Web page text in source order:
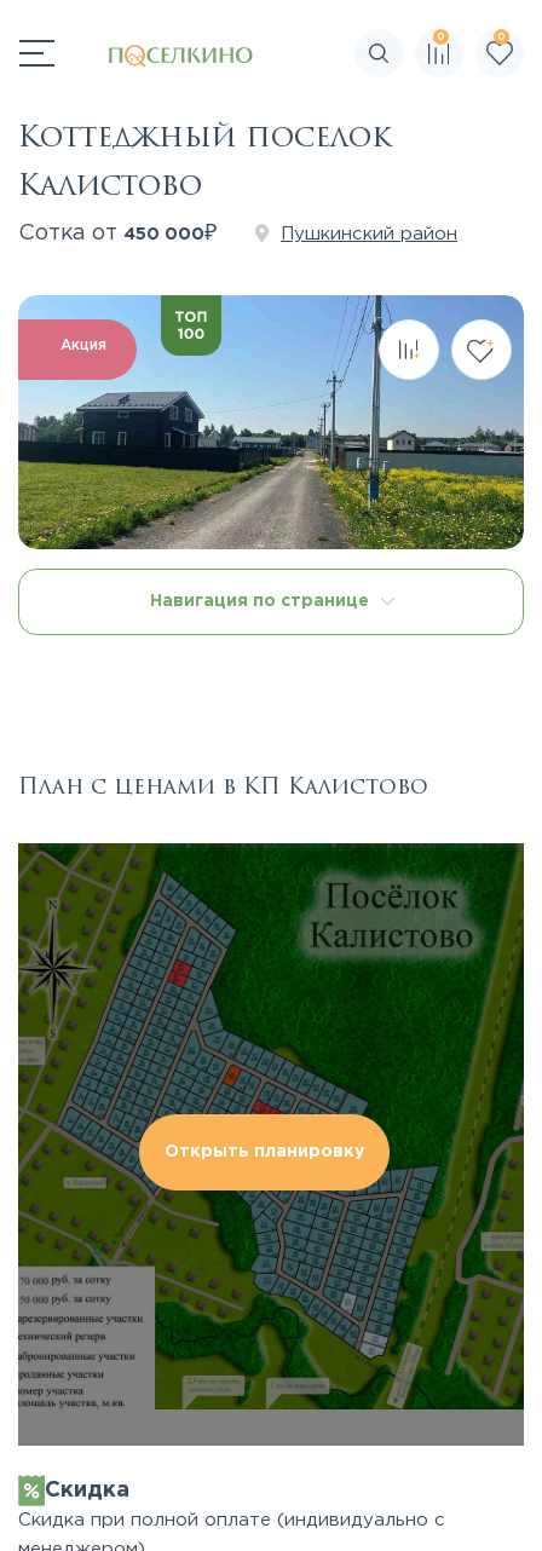
Поиск по сайту
0 0
Коттеджный поселок
Калистово
Сотка от 450 000₽ Пушкинский район
Акция
Навигация по странице
План с ценами в КП Калистово
Открыть планировку
Скидка
Скидка при полной оплате (индивидуально с